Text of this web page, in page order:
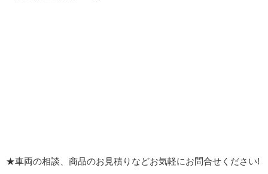
★車両の相談、商品のお見積りなどお気軽にお問合せください!